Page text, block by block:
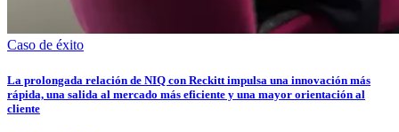
Caso de éxito
La prolongada relación de NIQ con Reckitt impulsa una innovación más
rápida, una salida al mercado más eficiente y una mayor orientación al
cliente